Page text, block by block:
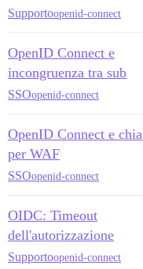
Supportoopenid-connect
OpenID Connect e
incongruenza tra sub
SSOopenid-connect
OpenID Connect e
per WAF
SSOopenid-connect
OIDC: Timeout
dell'autorizzazione
Supportoopenid-connect